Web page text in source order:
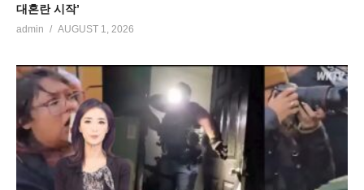
대혼란 시작’
admin AUGUST 1, 2026